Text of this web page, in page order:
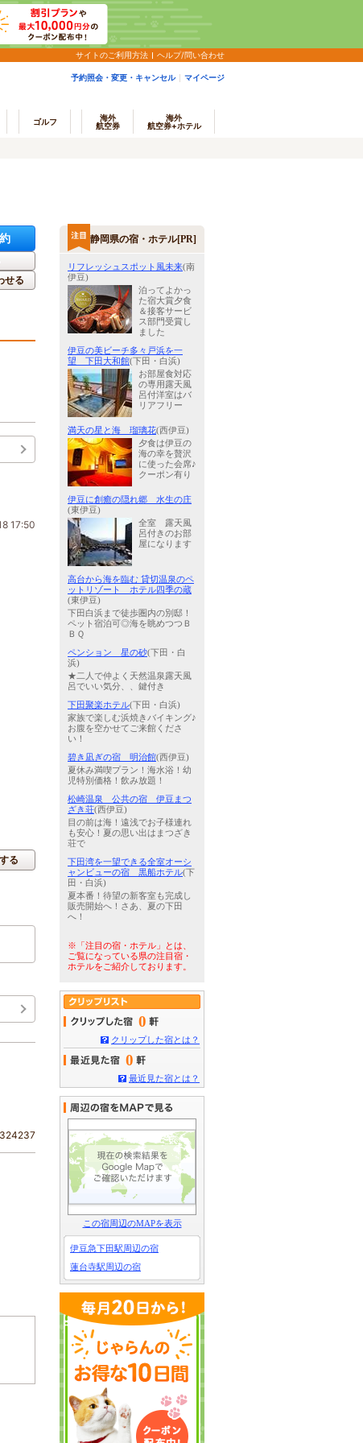
サイトのご利用方法 ヘルプ/問い合わせ
予約照会・変更・キャンセル マイページ
ゴルフ
海外
航空券
海外
航空券+ホテル
せる
17:50
る
静岡県の宿・ホテル[PR]
リフレッシュスポット風未来(南
伊豆)
泊ってよかっ
た宿大賞夕食
＆接客サービ
ス部門受賞し
ました
伊豆の美ビーチ多々戸浜を一
望 下田大和館(下田・白浜)
お部屋食対応
の専用露天風
呂付洋室はバ
リアフリー
満天の星と海 瑠璃花(西伊豆)
夕食は伊豆の
海の幸を贅沢
に使った会席♪
クーポン有り
伊豆に創癒の隠れ郷 水生の庄
(東伊豆)
全室 露天風
呂付きのお部
屋になります
高台から海を臨む 貸切温泉のペ
ットリゾート ホテル四季の蔵
(東伊豆)
下田白浜まで徒歩圏内の別邸！
ペット宿泊可◎海を眺めつつＢ
ＢＱ
ペンション 星の砂(下田・白
浜)
★二人で仲よく天然温泉露天風
呂でいい気分、、鍵付き
下田聚楽ホテル(下田・白浜)
家族で楽しむ浜焼きバイキング♪
お腹を空かせてご来館くださ
い！
碧き凪ぎの宿 明治館(西伊豆)
夏休み満喫プラン！海水浴！幼
児特別価格！飲み放題！
松崎温泉 公共の宿 伊豆まつ
ざき荘(西伊豆)
目の前は海！遠浅でお子様連れ
も安心！夏の思い出はまつざき
荘で
下田湾を一望できる全室オーシ
ャンビューの宿 黒船ホテル(下
田・白浜)
夏本番！待望の新客室も完成し
販売開始へ！さあ、夏の下田
へ！
※「注目の宿・ホテル」とは、
ご覧になっている県の注目宿・
ホテルをご紹介しております。
0
クリップした宿とは？
0
最近見た宿とは？
この宿周辺のMAPを表示
伊豆急下田駅周辺の宿
蓮台寺駅周辺の宿